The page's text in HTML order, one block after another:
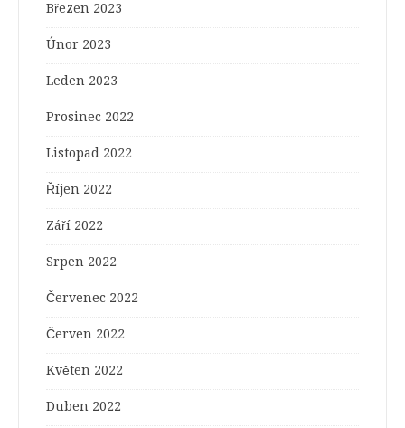
Březen 2023
Únor 2023
Leden 2023
Prosinec 2022
Listopad 2022
Říjen 2022
Září 2022
Srpen 2022
Červenec 2022
Červen 2022
Květen 2022
Duben 2022